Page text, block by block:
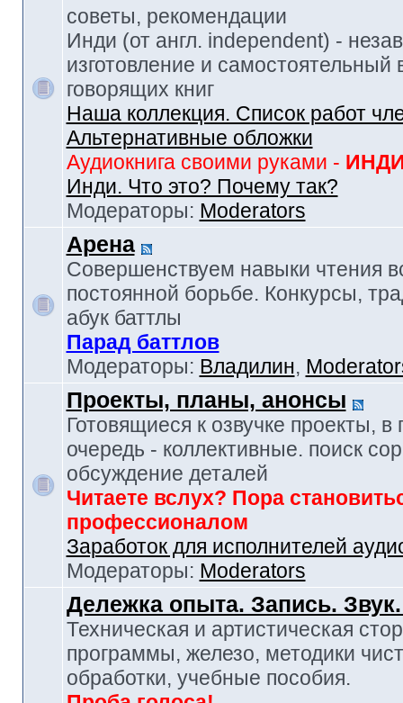
советы, рекомендации
Инди (от англ. independent) -
изготовление и самостоятельный
говорящих книг
Наша коллекция. Список работ
Альтернативные обложки
Аудиокнига своими руками -
Инди. Что это? Почему так?
Модераторы: Moderators
Арена
Совершенствуем навыки чтения
постоянной борьбе. Конкурсы,
абук баттлы
Парад баттлов
Модераторы: Владилин,
Проекты, планы, анонсы
Готовящиеся к озвучке проекты, в
очередь - коллективные. поиск
обсуждение деталей
Читаете вслух? Пора
профессионалом
Заработок для исполнителей
Модераторы: Moderators
Дележка опыта. Запись.
Техническая и артистическая
программы, железо, методики
обработки, учебные пособия.